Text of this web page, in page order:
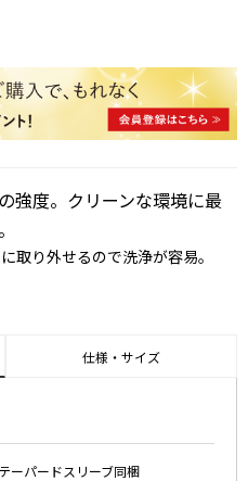
強度。クリーンな環境に最
取り外せるので洗浄が容易。
仕様・サイズ
ーパードスリーブ同梱